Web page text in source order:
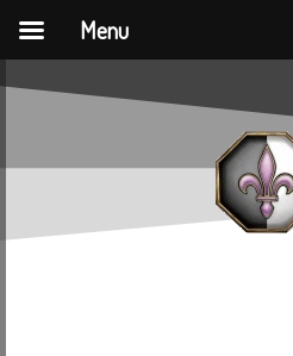
Menu